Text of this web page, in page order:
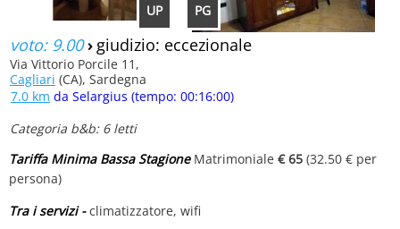
UP PG
voto: 9.00› giudizio: eccezionale
Via Vittorio Porcile 11,
Cagliari (CA), Sardegna
7.0 km da Selargius (tempo: 00:16:00)
Categoria b&b: 6 letti
Tariffa Minima Bassa StagioneMatrimoniale € 65 (32.50 € per
persona)
Tra i servizi -climatizzatore, wifi